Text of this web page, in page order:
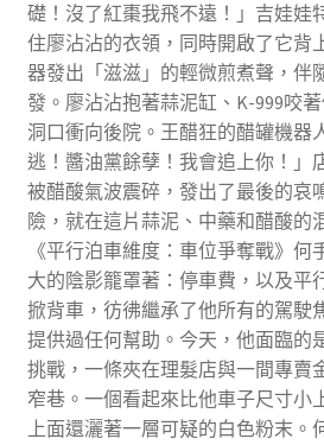
礎！沒了紅棗我飛不遠！」吉娃娃
住廖沾沾的衣領，同時開啟了它背
器發出「滋滋」的輕微煎煮聲，伴
發。廖沾沾抱著蒜泥缸、K-999咬
洞口衝向後院。王醋狂的醋罐機器
逃！醬油黨餘孽！我會追上你！」
被醋酸氣波震碎，發出了最後的哀
險，就在這片蒜泥、中藥和醋酸的
《平行泊車維度：車位爭奪戰》何
大的陰影籠罩著：停車費，以及平
掀背車，彷彿繼承了他所有的駕駛
提供過任何幫助。今天，他面臨的
挑戰，一條夾在理髮店與一間專賣
窄巷。一個看起來比他車子尺寸小
上面還灑著一層可疑的白色粉末。